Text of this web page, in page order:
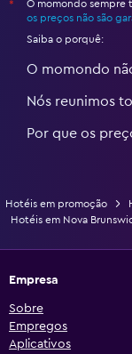
*
O momondo sempre
os preços não são
Saiba o porquê:
O momondo
Nós reunimos
Por que os
Hotéis em promoção
Hotéis em Nova
Empresa
Sobre
Empregos
Aplicativos